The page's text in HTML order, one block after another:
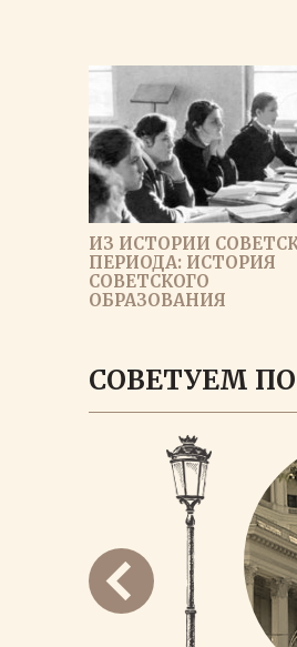
ИЗ ИСТОРИИ
ПЕРИОДА: ИСТОРИЯ
СОВЕТСКОГО
ОБРАЗОВАНИЯ
СОВЕТУЕМ